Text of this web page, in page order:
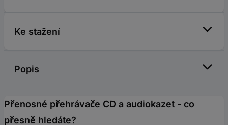
Ke stažení
Popis
Přenosné přehrávače CD a audiokazet - co
přesně hledáte?